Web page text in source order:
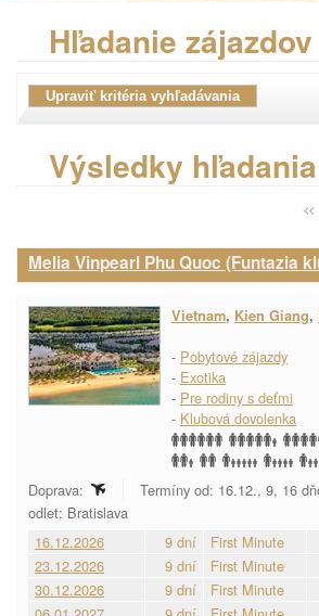
Hľadanie zájazdov
Výsledky hľadania
Melia Vinpearl Phu Quoc (Funtazia
Vietnam, Kien Giang,
- Pobytové zájazdy
- Exotika
- Pre rodiny s deťmi
- Klubová dovolenka
Doprava: Termíny od: 16.12., 9, 16
odlet: Bratislava
16.12.2026
9 dní First Minute
23.12.2026
9 dní First Minute
30.12.2026
9 dní First Minute